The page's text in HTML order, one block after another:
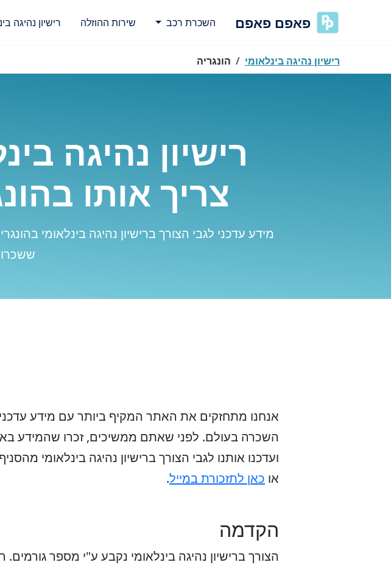
פאפם פאפם השכרת רכב שירות ההוזלה רישיון נהיגה
רישיון נהיגה בינלאומי הונגריה
רישיון נהיגה
צריך אותו
מידע עדכני לגבי הצורך ברישיון נהיגה בינלאומי
ששכרו
אנחנו מתחזקים את האתר המקיף ביותר עם מידע
השכרה בעולם. לפני שאתם ממשיכים, זכרו שהמידע
ועדכנו אותנו לגבי הצורך ברישיון נהיגה בינלאומי
או כאן לתזכורת במייל.
הקדמה
הצורך ברישיון נהיגה בינלאומי נקבע ע"י מספר